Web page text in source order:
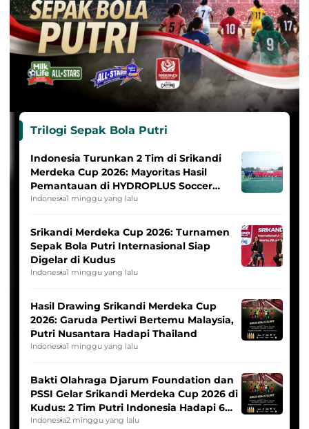
Trilogi Sepak Bola Putri
Indonesia Turunkan 2 Tim di Srikandi
Merdeka Cup 2026: Mayoritas Hasil
Pemantauan di HYDROPLUS Soccer
League
Indonesia1 minggu yang lalu
Srikandi Merdeka Cup 2026: Turnamen
Sepak Bola Putri Internasional Siap
Digelar di Kudus
Indonesia1 minggu yang lalu
Hasil Drawing Srikandi Merdeka Cup
2026: Garuda Pertiwi Bertemu Malaysia,
Putri Nusantara Hadapi Thailand
Indonesia1 minggu yang lalu
Bakti Olahraga Djarum Foundation dan
PSSI Gelar Srikandi Merdeka Cup 2026 di
Kudus: 2 Tim Putri Indonesia Hadapi 6
Tim Asia
Indonesia2 minggu yang lalu